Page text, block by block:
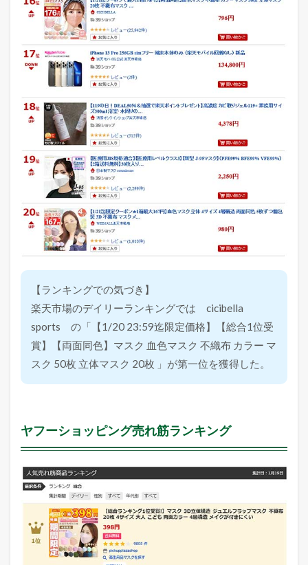
【ランキングでの気づき】
楽天市場のデイリーランキングでは cicibella
sports の「【1/20 23:59迄限定価格】【総合1位受
賞】【両面同色】マスク 血色マスク 不織布 カラー マ
スク 50枚 立体マスク 20枚 」が第一位を獲得した。
ヤフーショッピング売れ筋ランキング